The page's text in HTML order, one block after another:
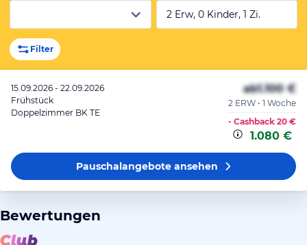
2 Erw, 0 Kinder, 1 Zi.
Filter
15.09.2026 - 22.09.2026
Frühstück
Doppelzimmer BK TE
ab1.100 €
2 ERW • 1 Woche
- Cashback 20 €
1.080 €
Pauschalangeboteansehen
Bewertungen